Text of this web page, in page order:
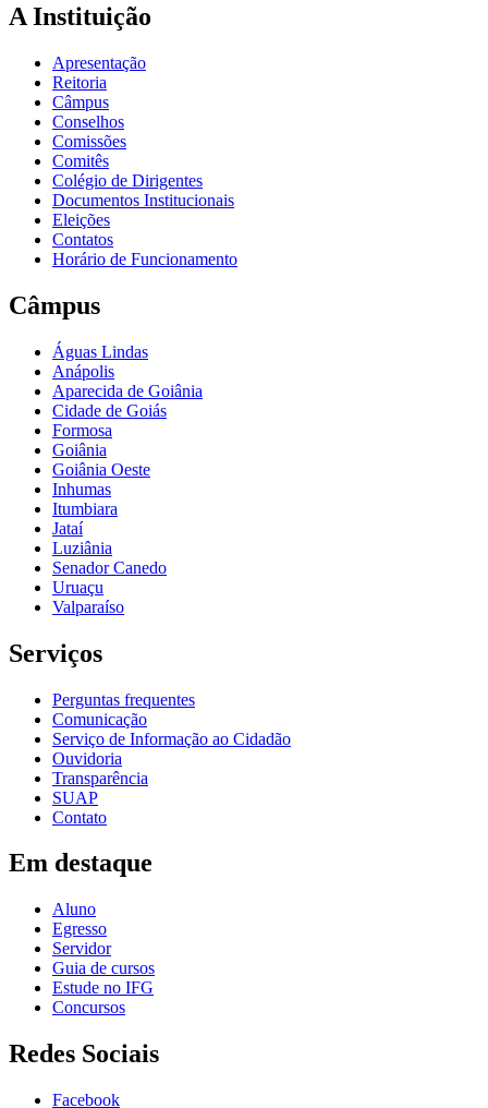
A Instituição
Apresentação
Reitoria
Câmpus
Conselhos
Comissões
Comitês
Colégio de Dirigentes
Documentos Institucionais
Eleições
Contatos
Horário de Funcionamento
Câmpus
Águas Lindas
Anápolis
Aparecida de Goiânia
Cidade de Goiás
Formosa
Goiânia
Goiânia Oeste
Inhumas
Itumbiara
Jataí
Luziânia
Senador Canedo
Uruaçu
Valparaíso
Serviços
Perguntas frequentes
Comunicação
Serviço de Informação ao Cidadão
Ouvidoria
Transparência
SUAP
Contato
Em destaque
Aluno
Egresso
Servidor
Guia de cursos
Estude no IFG
Concursos
Redes Sociais
Facebook